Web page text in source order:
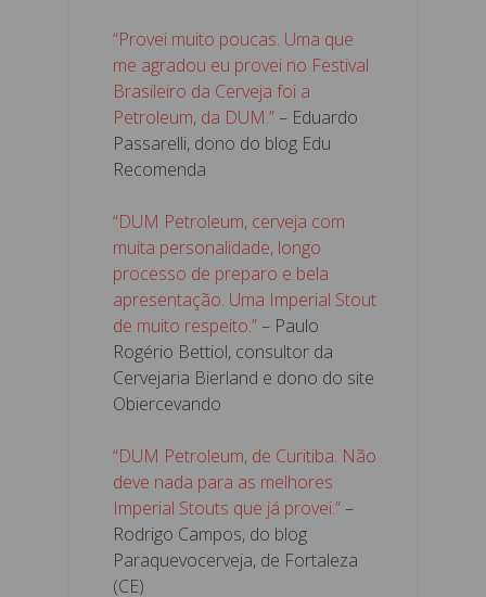
“Provei muito poucas. Uma que
me agradou eu provei no Festival
Brasileiro da Cerveja foi a
Petroleum, da DUM.”– Eduardo
Passarelli, dono do blog Edu
Recomenda
“DUM Petroleum, cerveja com
muita personalidade, longo
processo de preparo e bela
apresentação. Uma Imperial Stout
de muito respeito.”– Paulo
Rogério Bettiol, consultor da
Cervejaria Bierland e dono do site
Obiercevando
“DUM Petroleum, de Curitiba. Não
deve nada para as melhores
Imperial Stouts que já provei.”–
Rodrigo Campos, do blog
Paraquevocerveja, de Fortaleza
(CE)